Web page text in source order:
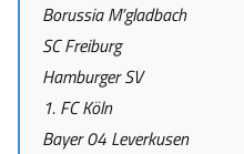
Borussia M’gladbach
SC Freiburg
Hamburger SV
1. FC Köln
Bayer 04 Leverkusen